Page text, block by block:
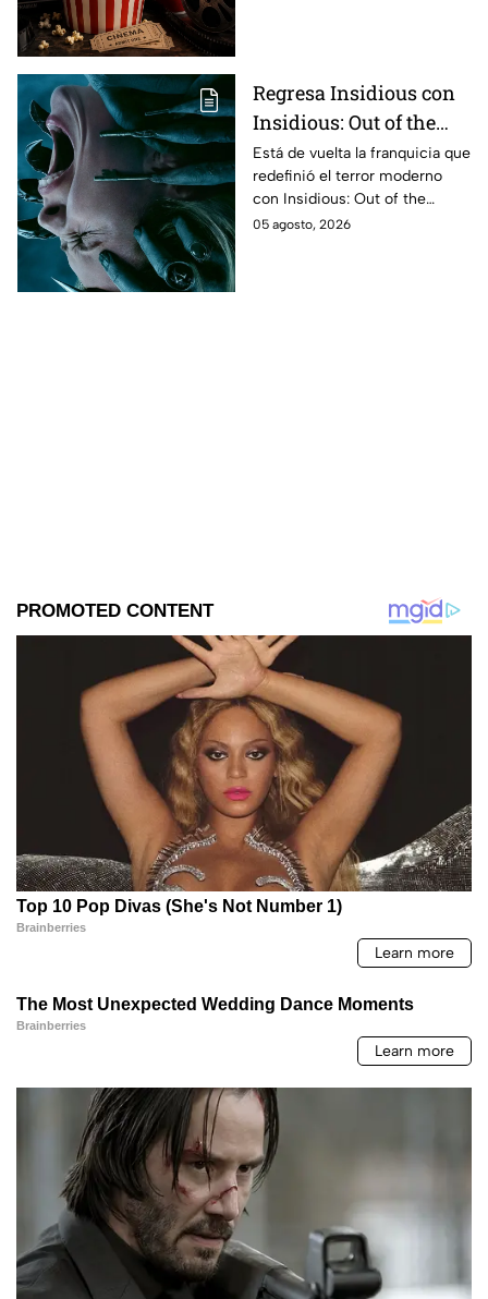
México
Regresa Insidious con
Insidious: Out of the
Further; esto revela el
aterrador primer tráiler
Está de vuelta la franquicia que
redefinió el terror moderno
con Insidious: Out of the
Further. Te contamos todo lo
05 agosto, 2026